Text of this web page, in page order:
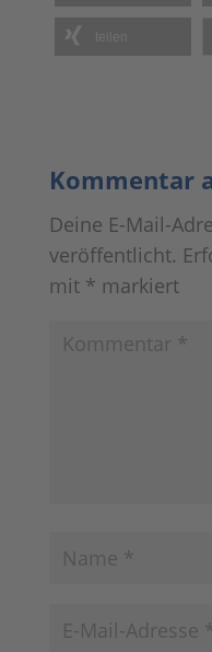
teilen
Kommentar
Deine E-Mail-
veröffentlicht.
mit * markiert